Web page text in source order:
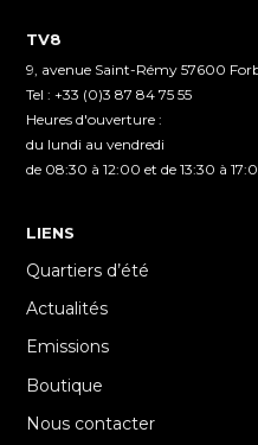
TV8
9, avenue Saint-Rémy 57600
Tel : +33 (0)3 87 84 75 55
Heures d'ouverture :
du lundi au vendredi
de 08:30 à 12:00 et de 13:30 à
LIENS
Quartiers d’été
Actualités
Emissions
Boutique
Nous contacter